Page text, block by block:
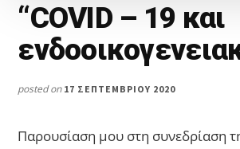
“COVID – 19 και
posted on 17 ΣΕΠΤΕΜΒΡΊΟΥ 2020
Παρουσίαση μου στη συνεδρίαση